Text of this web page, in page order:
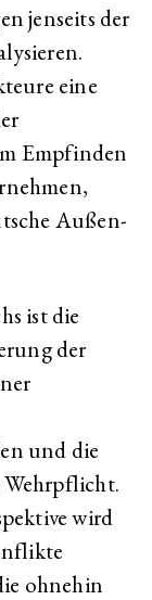
jenseits der
eine
Empfinden
Außen-
ist die
der
und die
wird
ohnehin